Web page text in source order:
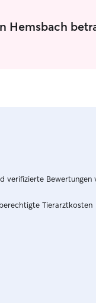
zu
ich
Hemsbach
verifizierte Bewertungen
Tierarztkosten